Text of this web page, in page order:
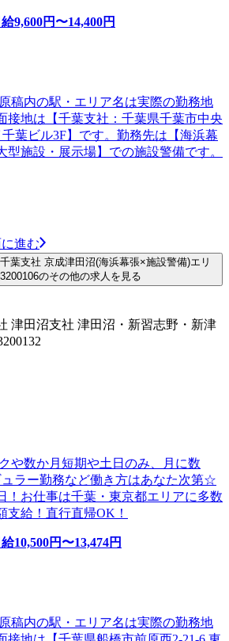
給9,600円〜14,400円
稿内の駅・エリア名は実際の勤務地
接地は【千葉支社：千葉県千葉市中央
葉ビル3F】です。勤務先は【海浜幕
型施設・展示場】での施設警備です。
進む
葉支社 京成津田沼(海浜幕張×施設警備)エリ
のその他の求人を見る
津田沼支社 津田沼・新習志野・新津
や数か月短期や土日のみ、月に数
ラー勤務など働き方はあなた次第☆
！お仕事は千葉・東京都エリアに多数
支給！直行直帰OK！
給10,500円〜13,474円
稿内の駅・エリア名は実際の勤務地